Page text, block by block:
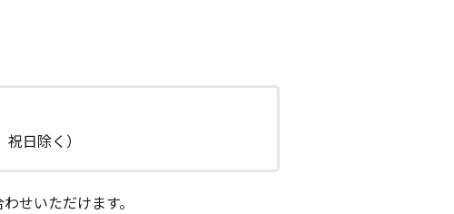
日除く）
せいただけます。